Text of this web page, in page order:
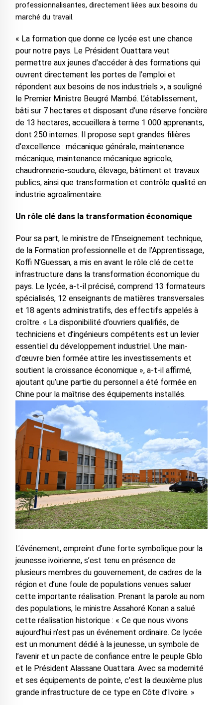
professionnalisantes, directement liées aux besoins du
marché du travail.
« La formation que donne ce lycée est une chance
pour notre pays. Le Président Ouattara veut
permettre aux jeunes d’accéder à des formations qui
ouvrent directement les portes de l’emploi et
répondent aux besoins de nos industriels », a souligné
le Premier Ministre Beugré Mambé. L’établissement,
bâti sur 7 hectares et disposant d’une réserve foncière
de 13 hectares, accueillera à terme 1 000 apprenants,
dont 250 internes. Il propose sept grandes filières
d’excellence : mécanique générale, maintenance
mécanique, maintenance mécanique agricole,
chaudronnerie-soudure, élevage, bâtiment et travaux
publics, ainsi que transformation et contrôle qualité en
industrie agroalimentaire.
Un rôle clé dans la transformation économique
Pour sa part, le ministre de l’Enseignement technique,
de la Formation professionnelle et de l’Apprentissage,
Koffi N’Guessan, a mis en avant le rôle clé de cette
infrastructure dans la transformation économique du
pays. Le lycée, a-t-il précisé, comprend 13 formateurs
spécialisés, 12 enseignants de matières transversales
et 18 agents administratifs, des effectifs appelés à
croître. « La disponibilité d’ouvriers qualifiés, de
techniciens et d’ingénieurs compétents est un levier
essentiel du développement industriel. Une main-
d’œuvre bien formée attire les investissements et
soutient la croissance économique », a-t-il affirmé,
ajoutant qu’une partie du personnel a été formée en
Chine pour la maîtrise des équipements installés.
L’événement, empreint d’une forte symbolique pour la
jeunesse ivoirienne, s’est tenu en présence de
plusieurs membres du gouvernement, de cadres de la
région et d’une foule de populations venues saluer
cette importante réalisation. Prenant la parole au nom
des populations, le ministre Assahoré Konan a salué
cette réalisation historique : « Ce que nous vivons
aujourd’hui n’est pas un événement ordinaire. Ce lycée
est un monument dédié à la jeunesse, un symbole de
l’avenir et un pacte de confiance entre le peuple Gblo
et le Président Alassane Ouattara. Avec sa modernité
et ses équipements de pointe, c’est la deuxième plus
grande infrastructure de ce type en Côte d’Ivoire. »